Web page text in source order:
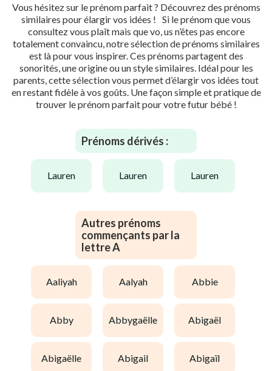
Vous hésitez sur le prénom parfait ? Découvrez des prénoms
similaires pour élargir vos idées ! Si le prénom que vous
consultez vous plaît mais que vo, us n’êtes pas encore
totalement convaincu, notre sélection de prénoms similaires
est là pour vous inspirer. Ces prénoms partagent des
sonorités, une origine ou un style similaires. Idéal pour les
parents, cette sélection vous permet d’élargir vos idées tout
en restant fidèle à vos goûts. Une façon simple et pratique de
trouver le prénom parfait pour votre futur bébé !
Prénoms dérivés :
lauren lauren lauren
Autres prénoms
commençants par la
lettre A
aaliyah aalyah abbie
abby abbygaëlle abigaël
abigaëlle abigail abigaïl